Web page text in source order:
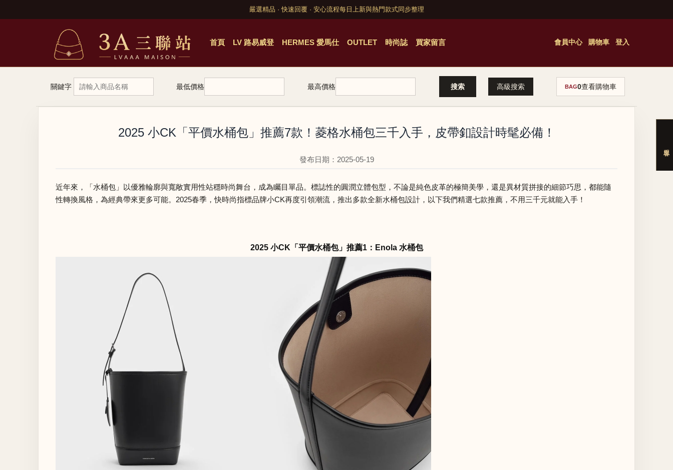
嚴選精品 · 快速回覆 · 安心流程每日上新與熱門款式同步整理
首頁 LV 路易威登 HERMES 愛馬仕 OUTLET 時尚誌 買家留言 會員中心 購物車 登入
關鍵字 最低價格 最高價格 高級搜索 BAG0查看購物車
2025 小CK「平價水桶包」推薦7款！菱格水桶包三千入手，皮帶釦設計時髦必備！
發布日期：2025-05-19
近年來，「水桶包」以優雅輪廓與寬敞實用性站穩時尚舞台，成為矚目單品。標誌性的圓潤立體包型，不論是純色皮革的極簡美學，還是異材質拼接的細節巧思，都能隨
性轉換風格，為經典帶來更多可能。2025春季，快時尚指標品牌小CK再度引領潮流，推出多款全新水桶包設計，以下我們精選七款推薦，不用三千元就能入手！
2025 小CK「平價水桶包」推薦1：Enola 水桶包